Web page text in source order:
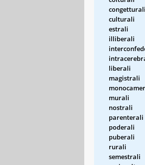
congetturali
culturali
estrali
illiberali
liberali
magistrali
murali
nostrali
parenterali
poderali
puberali
rurali
semestrali